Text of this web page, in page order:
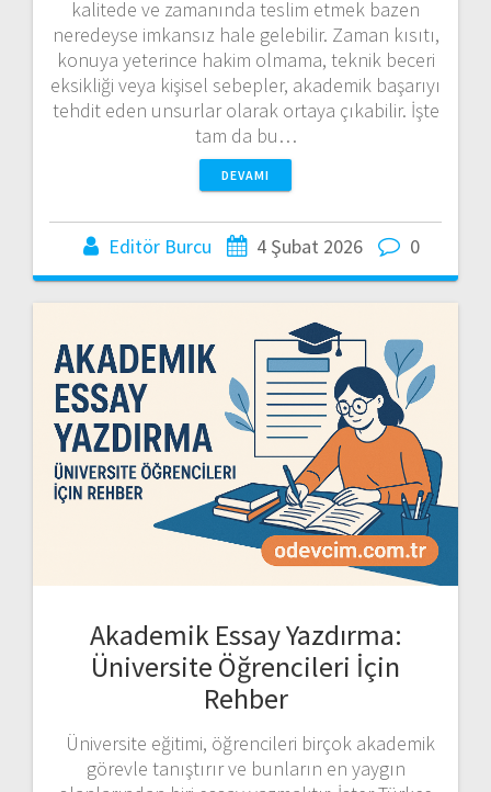
kalitede ve zamanında teslim etmek bazen
neredeyse imkansız hale gelebilir. Zaman kısıtı,
konuya yeterince hakim olmama, teknik beceri
eksikliği veya kişisel sebepler, akademik başarıyı
tehdit eden unsurlar olarak ortaya çıkabilir. İşte
tam da bu…
DEVAMI
Editör Burcu 4 Şubat 2026 0
Akademik Essay Yazdırma:
Üniversite Öğrencileri İçin
Rehber
Üniversite eğitimi, öğrencileri birçok akademik
görevle tanıştırır ve bunların en yaygın